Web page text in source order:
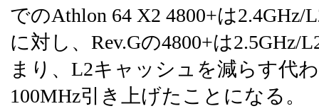
でのAthlon 64 X2 4800+は
に対し、Rev.Gの4800+は2.5GHz/
まり、L2キャッシュを減らす代
100MHz引き上げたことになる。